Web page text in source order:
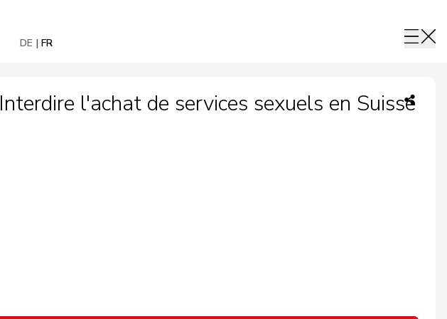
DE FR
l'achat de services sexuels en Suisse